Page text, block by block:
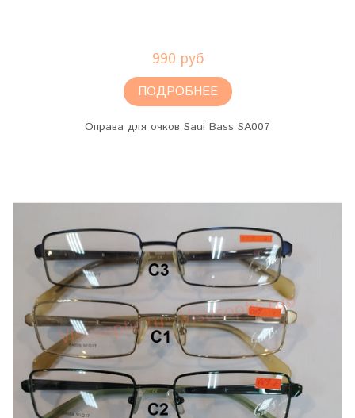
990 руб
ПОДРОБНЕЕ
Оправа для очков Saui Bass SA007